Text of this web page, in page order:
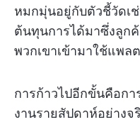
หมกมุ่นอยู่กับตัวชี้วัดเ
ต้นทุนการได้มาซึ่งลูก
พวกเขาเข้ามาใช้แพล
การก้าวไปอีกขั้นคือก
งานรายสัปดาห์อย่าง